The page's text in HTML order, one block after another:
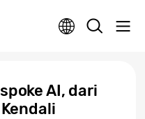
AI, dari